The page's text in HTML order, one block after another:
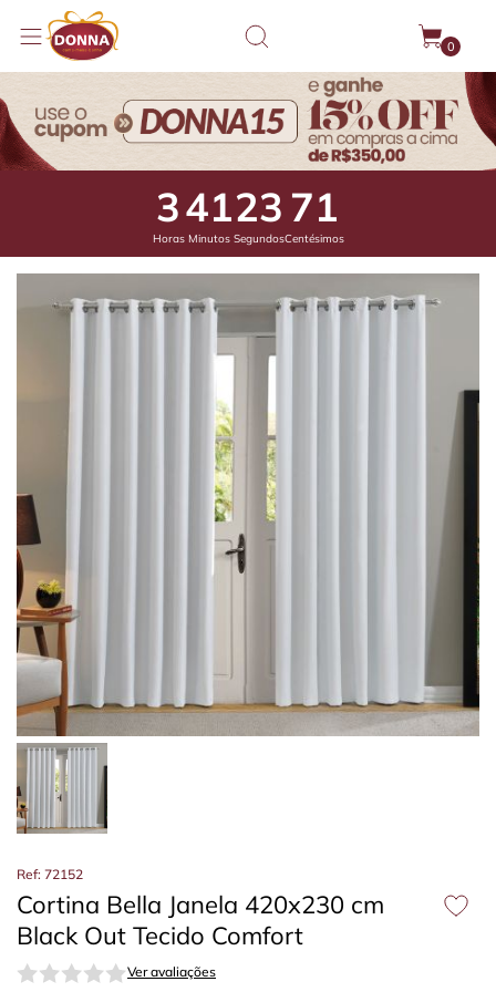
0
3
Horas
41
Minutos
23
Segundos
21
Centésimos
Ref: 72152
Cortina Bella Janela 420x230 cm
Black Out Tecido Comfort
Ver avaliações